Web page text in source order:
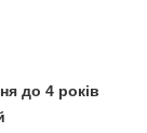
до 4 років